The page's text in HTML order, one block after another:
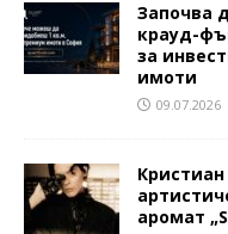
Започва
крауд-
за
имоти
09.07.2026
аромат